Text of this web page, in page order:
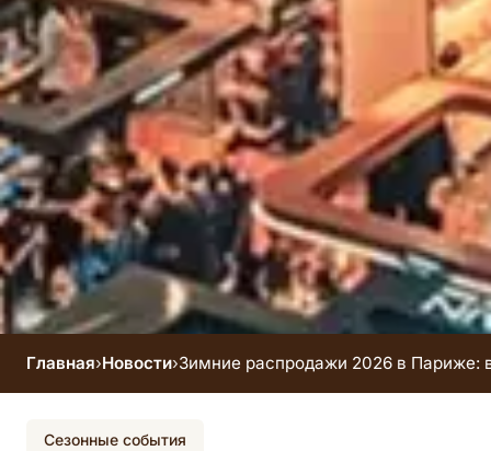
Главная›Новости›Зимние распродажи 2026 в Париже:
Сезонные события